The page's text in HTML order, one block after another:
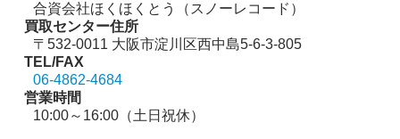
合資会社ほくほくとう（スノーレコード）
買取センター住所
〒532-0011 大阪市淀川区西中島5-6-3-805
TEL/FAX
06-4862-4684
営業時間
10:00～16:00（土日祝休）